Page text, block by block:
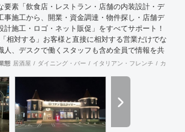
要素「飲食店・レストラン・店舗の内装設計・デ
事施工から、開業・資金調達・物件探し・店舗デ
計施工・ロゴ・ネット販促」をすべてサポート！
相対する」お客様と直接に相対する営業だけでな
人、デスクで働くスタッフも含め全員で情報を共
物を供給します。「歩み寄る」問題解決のために
ずはご相談下さい。互いに歩み寄りましょう。
」これまでお客様の理想を最後まで形にして歩み
した。ここから新しい一歩を共に歩き始めましょ
出る」希望と活気に満ち溢れたお店に沢山の人が
私共の望む何よりの幸せです。 店舗内装工事・新
態 居酒屋 ダイニング・バー イタリアン・フレンチ カフェ